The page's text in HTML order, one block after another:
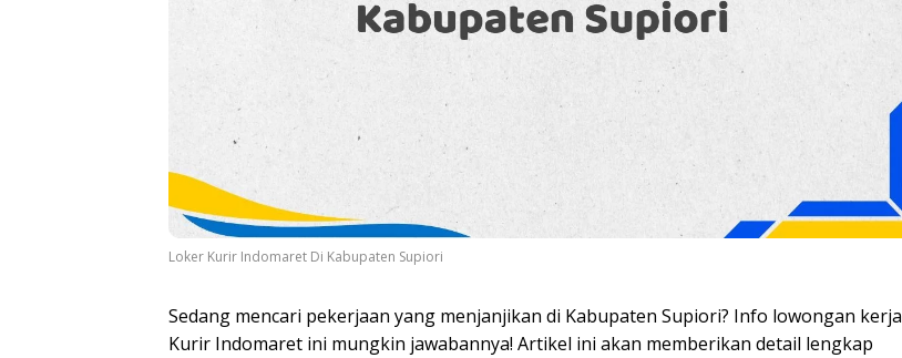
Loker Kurir Indomaret Di Kabupaten Supiori
Sedang mencari pekerjaan yang menjanjikan di Kabupaten Supiori? Info lowongan kerja
Kurir Indomaret ini mungkin jawabannya! Artikel ini akan memberikan detail lengkap